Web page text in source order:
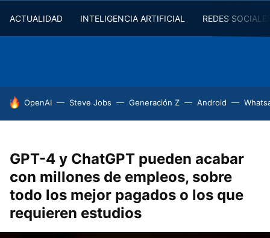
ACTUALIDAD INTELIGENCIA ARTIFICIAL REDES
HOY SE HABLA DE
OpenAI Steve Jobs Generación Z Android
GPT-4 y ChatGPT pueden acabar
con millones de empleos, sobre
todo los mejor pagados o los que
requieren estudios